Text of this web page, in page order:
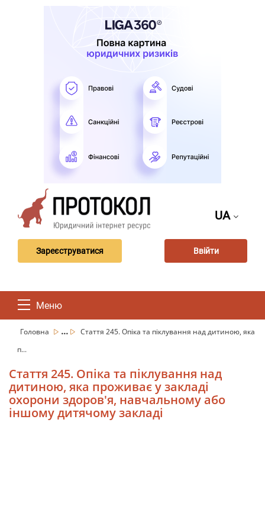
UA
Зареєструватися Ввійти
Меню
Головна ...
Стаття 245. Опіка та піклування над дитиною, яка
п...
Стаття 245. Опіка та піклування над
дитиною, яка проживає у закладі
охорони здоров'я, навчальному або
іншому дитячому закладі